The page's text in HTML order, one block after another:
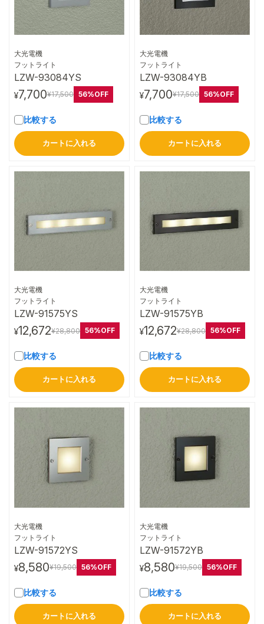
大光電機
フットライト
LZW-93084YS
¥7,700¥17,500 56%OFF
比較する
カートに入れる
大光電機
フットライト
LZW-93084YB
¥7,700¥17,500 56%OFF
比較する
カートに入れる
大光電機
フットライト
LZW-91575YS
¥12,672¥28,800 56%OFF
比較する
カートに入れる
大光電機
フットライト
LZW-91575YB
¥12,672¥28,800 56%OFF
比較する
カートに入れる
大光電機
フットライト
LZW-91572YS
¥8,580¥19,500 56%OFF
比較する
カートに入れる
大光電機
フットライト
LZW-91572YB
¥8,580¥19,500 56%OFF
比較する
カートに入れる